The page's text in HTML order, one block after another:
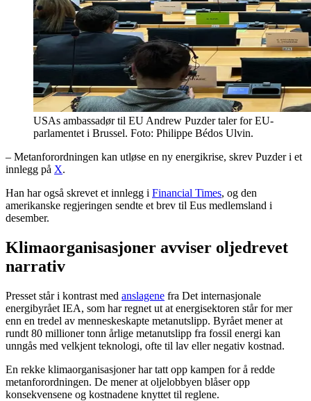
USAs ambassadør til EU Andrew Puzder taler for EU-
parlamentet i Brussel. Foto: Philippe Bédos Ulvin.
– Metanforordningen kan utløse en ny energikrise, skrev Puzder i et
innlegg på X.
Han har også skrevet et innlegg i Financial Times, og den
amerikanske regjeringen sendte et brev til Eus medlemsland i
desember.
Klimaorganisasjoner avviser oljedrevet
narrativ
Presset står i kontrast med anslagene fra Det internasjonale
energibyrået IEA, som har regnet ut at energisektoren står for mer
enn en tredel av menneskeskapte metanutslipp. Byrået mener at
rundt 80 millioner tonn årlige metanutslipp fra fossil energi kan
unngås med velkjent teknologi, ofte til lav eller negativ kostnad.
En rekke klimaorganisasjoner har tatt opp kampen for å redde
metanforordningen. De mener at oljelobbyen blåser opp
konsekvensene og kostnadene knyttet til reglene.